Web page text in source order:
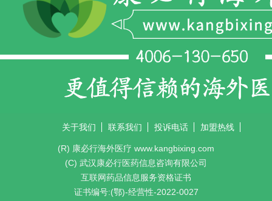
关于我们 联系我们 投诉电话 加盟热线
(R) 康必行海外医疗 www.kangbixing.com
(C) 武汉康必行医药信息咨询有限公司
互联网药品信息服务资格证书
证书编号:(鄂)-经营性-2022-0027